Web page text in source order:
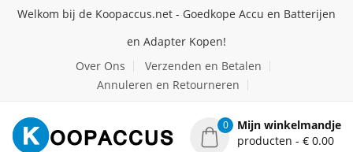
Welkom bij de Koopaccus.net - Goedkope Accu en Batterijen
en Adapter Kopen!
Over Ons
Verzenden en Betalen
Annuleren en Retourneren
0
Mijn winkelmandje
producten - € 0.00